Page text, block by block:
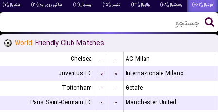
فوتبال(۸۶۳) بسکتبال(۱۰۸) والیبال(۴۴) تنیس(۱۵۱) بیسبال(۶۱) هاکی روی یخ(۲۰) هندبال(۷)
World Friendly Club Matches
Chelsea - -
AC Milan
Juventus FC
۰ ۰
Internazionale Milano
Tottenham
- -
Getafe
Paris Saint-Germain FC
- -
Manchester United